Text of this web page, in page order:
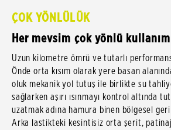
ÇOK YÖNLÜLÜK
Her mevsim çok yönlü kullanım
Uzun kilometre ömrü ve tutarlı
Önde orta kısım olarak yere basan
oluk mekanik yol tutuş ile birlikte su
sağlarken aşırı ısınmayı kontrol altında
uzatmak adına hamura binen bölgesel
Arka lastikteki kesintisiz orta şerit,